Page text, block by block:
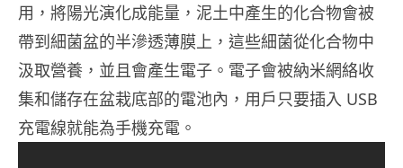
用，將陽光演化成能量，泥土中產生的化合物會被
帶到細菌盆的半滲透薄膜上，這些細菌從化合物中
汲取營養，並且會產生電子。電子會被納米網絡收
集和儲存在盆栽底部的電池內，用戶只要插入 USB
充電線就能為手機充電。